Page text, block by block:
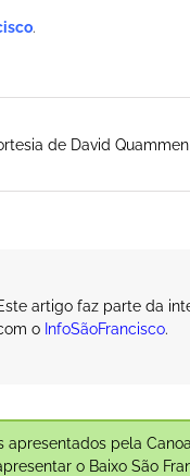
.
de David Quammen
artigo faz parte da
o InfoSãoFrancisco.
pela
o Baixo São